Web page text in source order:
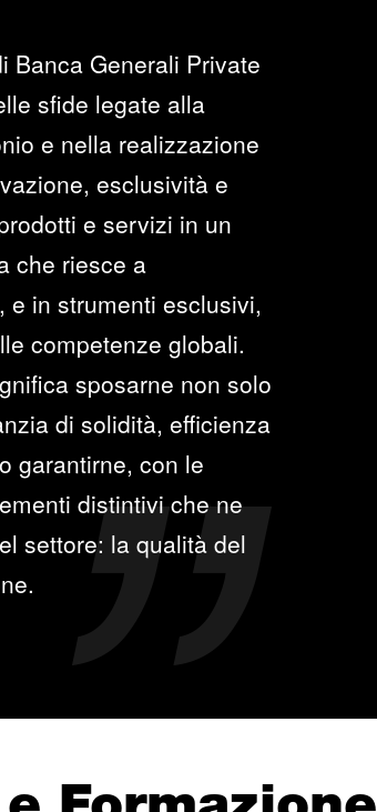
Banca Generali Private
sfide legate alla
e nella realizzazione
esclusività e
e servizi in un
che riesce a
e in strumenti esclusivi,
competenze globali.
sposarne non solo
di solidità, efficienza
garantirne, con le
distintivi che ne
settore: la qualità del